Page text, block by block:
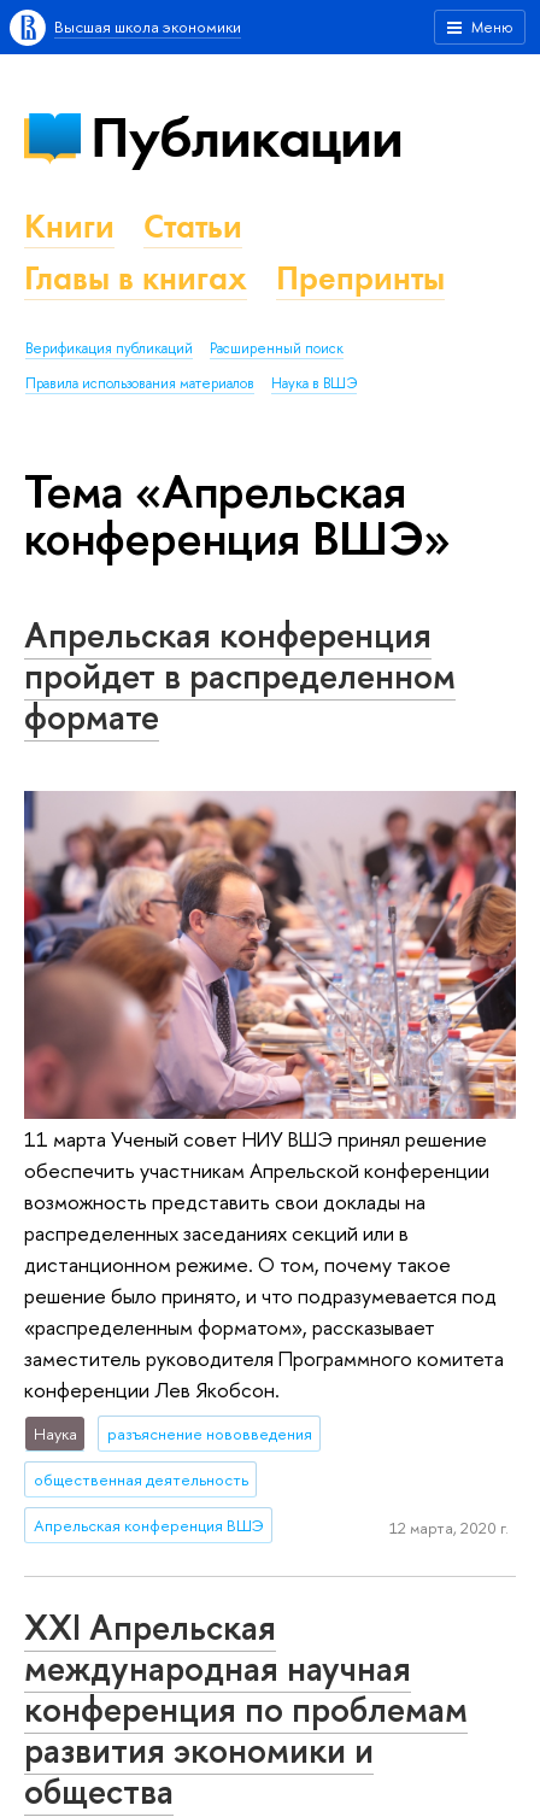
Меню
Высшая школа экономики
Публикации
Книги
Статьи
Главы в книгах
Препринты
Верификация публикаций
Расширенный поиск
Правила использования материалов
Наука в ВШЭ
Тема «Апрельская
конференция ВШЭ»
Апрельская конференция
пройдет в распределенном
формате
11 марта Ученый совет НИУ ВШЭ принял решение
обеспечить участникам Апрельской конференции
возможность представить свои доклады на
распределенных заседаниях секций или в
дистанционном режиме. О том, почему такое
решение было принято, и что подразумевается под
«распределенным форматом», рассказывает
заместитель руководителя Программного комитета
конференции Лев Якобсон.
Наука разъяснение нововведения
общественная деятельность
Апрельская конференция ВШЭ 12 марта, 2020 г.
XXI Апрельская
международная научная
конференция по проблемам
развития экономики и
общества